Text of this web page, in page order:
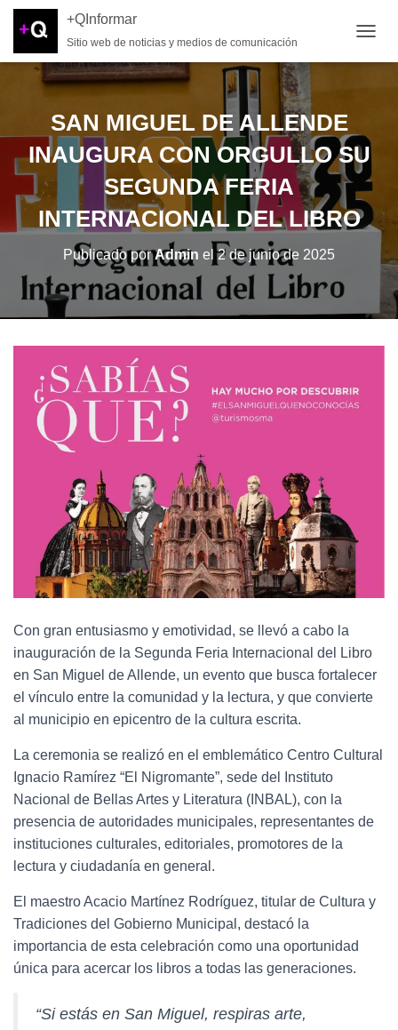
+QInformar
Sitio web de noticias y medios de comunicación
SAN MIGUEL DE ALLENDE
INAUGURA CON ORGULLO SU
SEGUNDA FERIA
INTERNACIONAL DEL LIBRO
Publicado porAdmin el2 de junio de 2025
Con gran entusiasmo y emotividad, se llevó a cabo la
inauguración de la Segunda Feria Internacional del Libro
en San Miguel de Allende, un evento que busca fortalecer
el vínculo entre la comunidad y la lectura, y que convierte
al municipio en epicentro de la cultura escrita.
La ceremonia se realizó en el emblemático Centro Cultural
Ignacio Ramírez “El Nigromante”, sede del Instituto
Nacional de Bellas Artes y Literatura (INBAL), con la
presencia de autoridades municipales, representantes de
instituciones culturales, editoriales, promotores de la
lectura y ciudadanía en general.
El maestro Acacio Martínez Rodríguez, titular de Cultura y
Tradiciones del Gobierno Municipal, destacó la
importancia de esta celebración como una oportunidad
única para acercar los libros a todas las generaciones.
“Si estás en San Miguel, respiras arte,